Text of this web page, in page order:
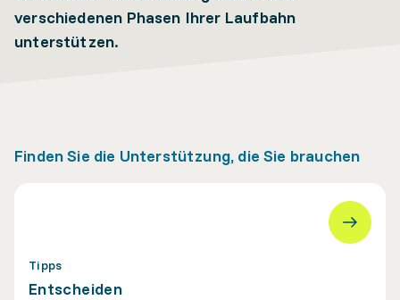
verschiedenen Phasen Ihrer Laufbahn
unterstützen.
Finden Sie die Unterstützung, die Sie brauchen
Tipps
Entscheiden